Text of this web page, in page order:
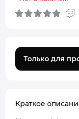
Только для
Краткое